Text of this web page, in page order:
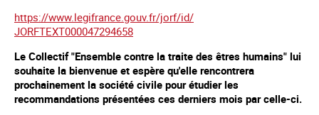
https://www.legifrance.gouv.fr/jorf/id/
JORFTEXT000047294658
Le Collectif "Ensemble contre la traite des êtres humains" lui
souhaite la bienvenue et espère qu'elle rencontrera
prochainement la société civile pour étudier les
recommandations présentées ces derniers mois par celle-ci.